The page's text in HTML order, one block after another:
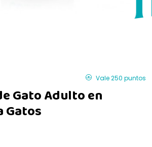
Vale 250 puntos
Gato Adulto en
Gatos